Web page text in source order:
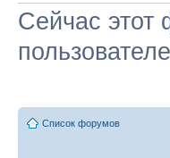
Сейчас этот
Список форумов